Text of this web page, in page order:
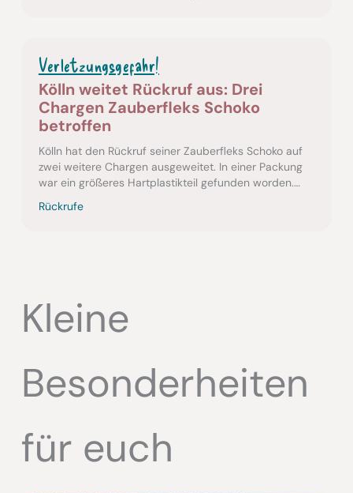
Verletzungsgefahr!
Kölln weitet Rückruf aus: Drei
Chargen Zauberfleks Schoko
betroffen
Kölln hat den Rückruf seiner Zauberfleks Schoko auf
zwei weitere Chargen ausgeweitet. In einer Packung
war ein größeres Hartplastikteil gefunden worden.
Rückrufe
Kleine
Besonderheiten
für euch